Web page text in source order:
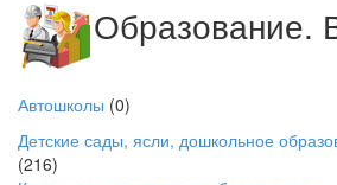
Образование.
Автошколы (0)
Детские сады, ясли, дошкольное
(216)